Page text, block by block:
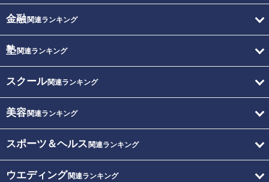
金融関連ランキング
塾関連ランキング
スクール関連ランキング
美容関連ランキング
スポーツ＆ヘルス 関連ランキング
ウエディング関連ランキング